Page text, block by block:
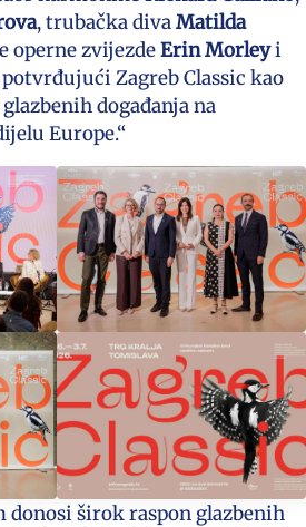
, trubačka divaMatilda
operne zvijezdeErin Morleyi
potvrđujući Zagreb Classic kao
događanja na
Europe.“
donosi širok raspon glazbenih